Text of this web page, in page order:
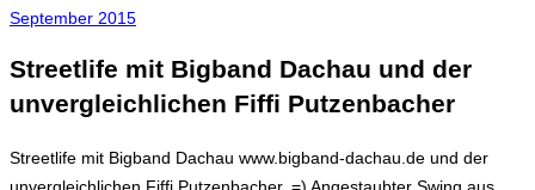
September 2015
Streetlife mit Bigband Dachau und der
unvergleichlichen Fiffi Putzenbacher
Streetlife mit Bigband Dachau www.bigband-dachau.de und der